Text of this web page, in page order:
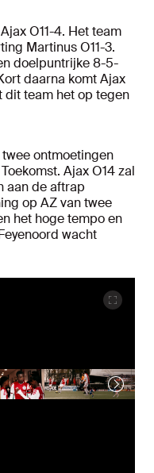
O11-4. Het team
Martinus O11-3.
doelpuntrijke 8-5-
daarna komt Ajax
team het op tegen
ontmoetingen
Ajax O14 zal
aan de aftrap
op AZ van twee
het hoge tempo en
wacht